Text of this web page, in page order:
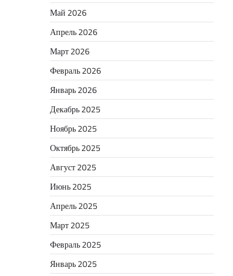
Май 2026
Апрель 2026
Март 2026
Февраль 2026
Январь 2026
Декабрь 2025
Ноябрь 2025
Октябрь 2025
Август 2025
Июнь 2025
Апрель 2025
Март 2025
Февраль 2025
Январь 2025